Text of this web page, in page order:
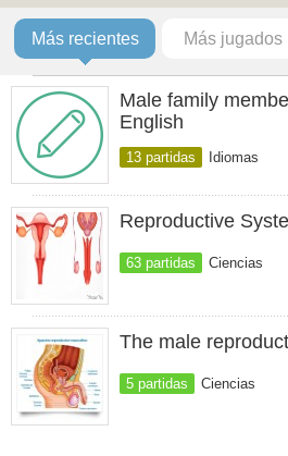
Más recientes Más jugados
Male family
English
13 partidas Idiomas
Reproductive
63 partidas Ciencias
The male
5 partidas Ciencias